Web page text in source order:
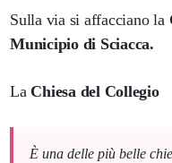
Sulla via si affacciano la
Municipio di Sciacca.
La Chiesa del Collegio
È una delle più belle